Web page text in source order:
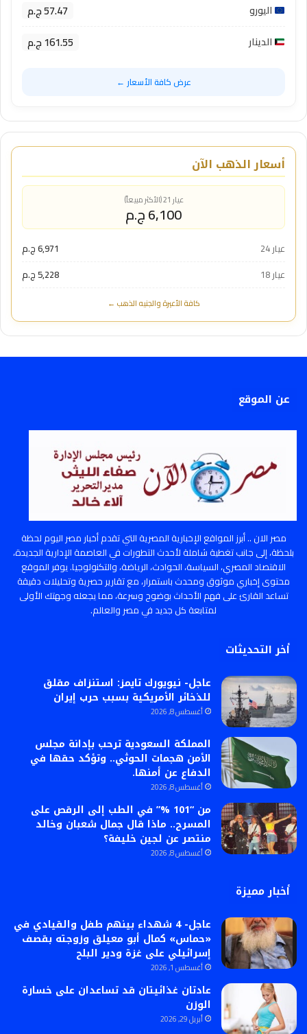
اليورو 57.47 ج.م
الدينار 161.55 ج.م
عرض كافة الأسعار ←
أسعار الذهب الآن
عيار 21 (الأكثر مبيعاً)
6,100 ج.م
عيار 24
6,971 ج.م
عيار 18
5,228 ج.م
كافة الأعيرة والجنيه الذهب ←
عن الموقع
مصر الان .. أبرز المواقع الإخبارية المصرية التي تقدم أخبار مصر اليوم لحظة
بلحظة، إلى جانب تغطية شاملة لأحدث التطورات في العاصمة الإدارية الجديدة،
الاقتصاد المصري، السياسة، الحوادث، الرياضة، والتكنولوجيا. يوفر الموقع
محتوى إخباري موثوق ومحدث باستمرار، مع تقارير حصرية وتحليلات دقيقة
تساعد القارئ على فهم الأحداث بوضوح وسرعة، مما يجعله وجهتك الأولى
لمتابعة كل جديد في مصر والعالم.
أخر التحديثات
عاجل- نيويورك تايمز: استنزاف مقلق
للذخائر الأمريكية بسبب حرب إيران
أغسطس 8, 2026
المملكة السعودية ترحب بإدانة مجلس
الأمن هجمات الحوثي.. وتؤكد حقها في
الدفاع عن أمنها.
أغسطس 8, 2026
من “101 %” في الطب إلى الرقص على
المسرح.. ماذا قال جمال شعبان وخالد
منتصر عن لجين خليفة؟
أغسطس 8, 2026
أخبار مميزة
عاجل- 4 شهداء بينهم طفل والقيادي في
«حماس» كمال أبو معيلق وزوجته بقصف
إسرائيلي على غزة ودير البلح
أغسطس 1, 2026
عادتان غذائيتان قد تساعدان على خسارة
الوزن
أبريل 29, 2026